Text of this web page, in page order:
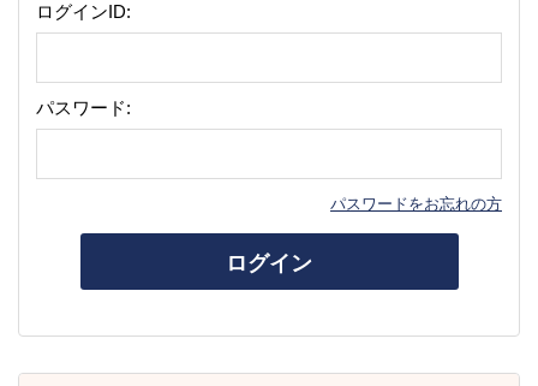
ログインID:
パスワード:
パスワードをお忘れの方
ログイン